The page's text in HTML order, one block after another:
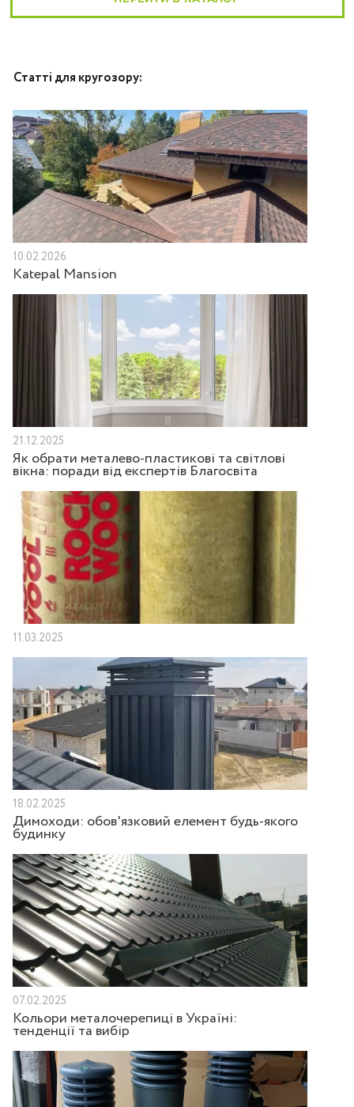
Статті для кругозору:
10.02.2026
Katepal Mansion
21.12.2025
Як обрати металево-пластикові та світлові
вікна: поради від експертів Благосвіта
11.03.2025
18.02.2025
Димоходи: обов'язковий елемент будь-якого
будинку
07.02.2025
Кольори металочерепиці в Україні:
тенденції та вибір